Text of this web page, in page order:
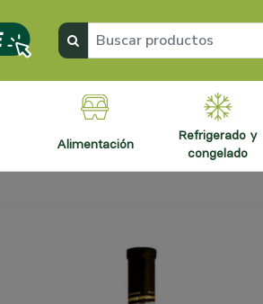
alimentación
refrigerado y
congelado